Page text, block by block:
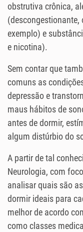
obstrutiva crônica,
(descongestionante,
exemplo) e
e nicotina).
Sem contar que
comuns as
depressão e
maus hábitos de
antes de dormir,
algum distúrbio do
A partir de tal
Neurologia, com
analisar quais são
dormir ideais para
melhor de acordo
como classes